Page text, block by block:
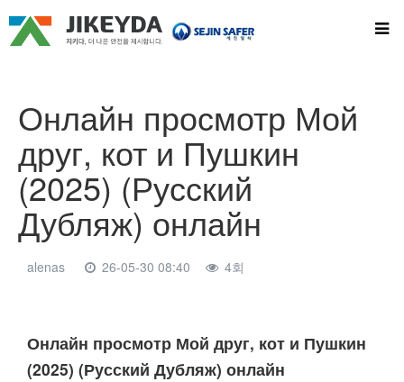
Онлайн просмотр Мой
друг, кот и Пушкин
(2025) (Русский
Дубляж) онлайн
alenas 26-05-30 08:40 4회
본문
Онлайн просмотр Мой друг, кот и Пушкин
(2025) (Русский Дубляж) онлайн